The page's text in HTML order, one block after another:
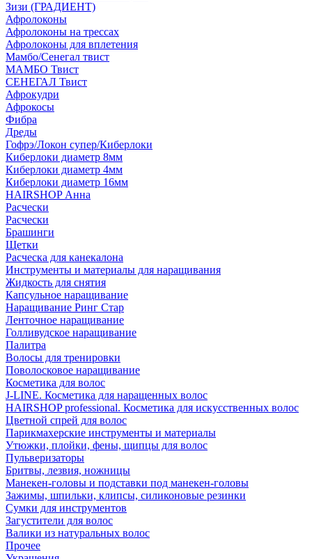
Зизи (ГРАДИЕНТ)
Афролоконы
Афролоконы на трессах
Афролоконы для вплетения
Мамбо/Сенегал твист
МАМБО Твист
СЕНЕГАЛ Твист
Афрокудри
Афрокосы
Фибра
Дреды
Гофрэ/Локон супер/Киберлоки
Киберлоки диаметр 8мм
Киберлоки диаметр 4мм
Киберлоки диаметр 16мм
HAIRSHOP Анна
Расчески
Расчески
Брашинги
Щетки
Расческа для канекалона
Инструменты и материалы для наращивания
Жидкость для снятия
Капсульное наращивание
Наращивание Ринг Стар
Ленточное наращивание
Голливудское наращивание
Палитра
Волосы для тренировки
Поволосковое наращивание
Косметика для волос
J-LINE. Косметика для наращенных волос
HAIRSHOP professional. Косметика для искусственных волос
Цветной спрей для волос
Парикмахерские инструменты и материалы
Утюжки, плойки, фены, щипцы для волос
Пульверизаторы
Бритвы, лезвия, ножницы
Манекен-головы и подставки под манекен-головы
Зажимы, шпильки, клипсы, силиконовые резинки
Сумки для инструментов
Загустители для волос
Валики из натуральных волос
Прочее